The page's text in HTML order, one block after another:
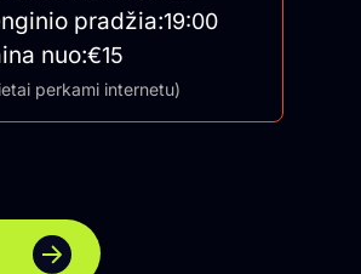
pradžia:19:00
nuo:€15
perkami internetu)